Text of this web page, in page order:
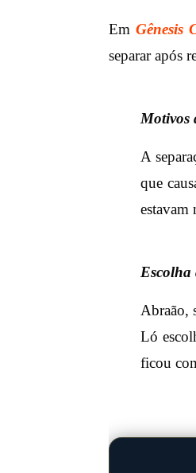
Em Gênesis
separar após
Motivos
A
que
estavam
Escolha
Abraão,
Ló
ficou